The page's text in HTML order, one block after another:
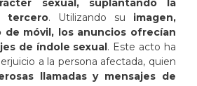
sexual, suplantando la
tercero. Utilizando su imagen,
de móvil, los anuncios ofrecían
de índole sexual. Este acto ha
a la persona afectada, quien
llamadas y mensajes de